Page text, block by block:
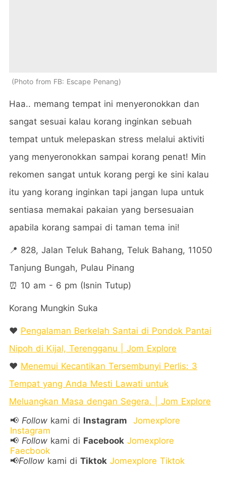
Photo from FB: Escape Penang
Haa.. memang tempat ini menyeronokkan dan
sangat sesuai kalau korang inginkan sebuah
tempat untuk melepaskan stress melalui aktiviti
yang menyeronokkan sampai korang penat! Min
rekomen sangat untuk korang pergi ke sini kalau
itu yang korang inginkan tapi jangan lupa untuk
sentiasa memakai pakaian yang bersesuaian
apabila korang sampai di taman tema ini!
📍 828, Jalan Teluk Bahang, Teluk Bahang, 11050
Tanjung Bungah, Pulau Pinang
⏰ 10 am - 6 pm (Isnin Tutup)
Korang Mungkin Suka
❤️ Pengalaman Berkelah Santai di Pondok Pantai
Nipoh di Kijal, Terengganu | Jom Explore
❤️ Menemui Kecantikan Tersembunyi Perlis: 3
Tempat yang Anda Mesti Lawati untuk
Meluangkan Masa dengan Segera. | Jom Explore
📢 Follow kami di Instagram
Jomexplore
Instagram
📢 Follow kami di Facebook Jomexplore
Faecbook
📢Follow kami di Tiktok Jomexplore Tiktok